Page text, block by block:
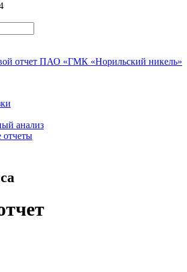
отчет ПАО «ГМК «Норильский никель»
анализ